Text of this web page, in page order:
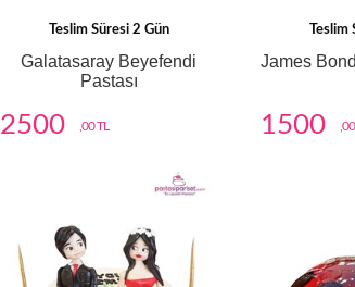
Teslim Süresi 2 Gün
Galatasaray Beyefendi
Pastası
2500 ,00 TL
James
1500